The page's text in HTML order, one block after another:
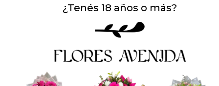
¿Tenés 18 años o más?